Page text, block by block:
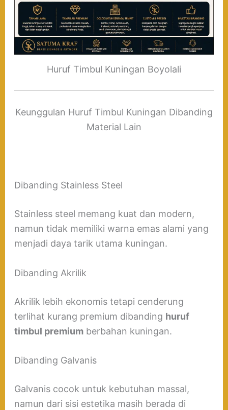
Huruf Timbul Kuningan Boyolali
Keunggulan Huruf Timbul Kuningan Dibanding
Material Lain
Dibanding Stainless Steel
Stainless steel memang kuat dan modern,
namun tidak memiliki warna emas alami yang
menjadi daya tarik utama kuningan.
Dibanding Akrilik
Akrilik lebih ekonomis tetapi cenderung
terlihat kurang premium dibanding huruf
timbul premiumberbahan kuningan.
Dibanding Galvanis
Galvanis cocok untuk kebutuhan massal,
namun dari sisi estetika masih berada di